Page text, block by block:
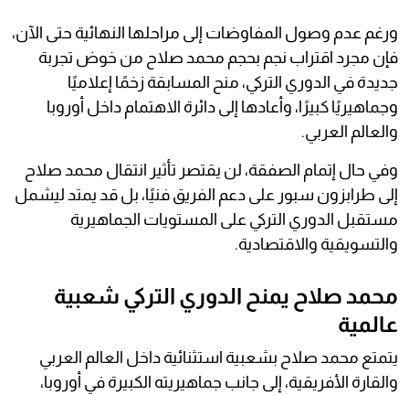
ورغم عدم وصول المفاوضات إلى مراحلها النهائية حتى الآن،
فإن مجرد اقتراب نجم بحجم محمد صلاح من خوض تجربة
جديدة في الدوري التركي، منح المسابقة زخمًا إعلاميًا
وجماهيريًا كبيرًا، وأعادها إلى دائرة الاهتمام داخل أوروبا
والعالم العربي.
وفي حال إتمام الصفقة، لن يقتصر تأثير انتقال محمد صلاح
إلى طرابزون سبور على دعم الفريق فنيًا، بل قد يمتد ليشمل
مستقبل الدوري التركي على المستويات الجماهيرية
والتسويقية والاقتصادية.
محمد صلاح يمنح الدوري التركي شعبية
عالمية
يتمتع محمد صلاح بشعبية استثنائية داخل العالم العربي
والقارة الأفريقية، إلى جانب جماهيريته الكبيرة في أوروبا،